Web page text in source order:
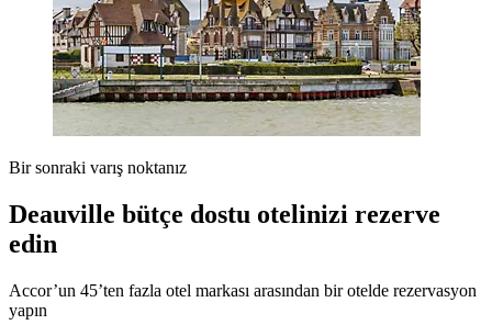
Bir sonraki varış noktanız
Deauville bütçe dostu otelinizi rezerve
edin
Accor’un 45’ten fazla otel markası arasından bir otelde rezervasyon
yapın